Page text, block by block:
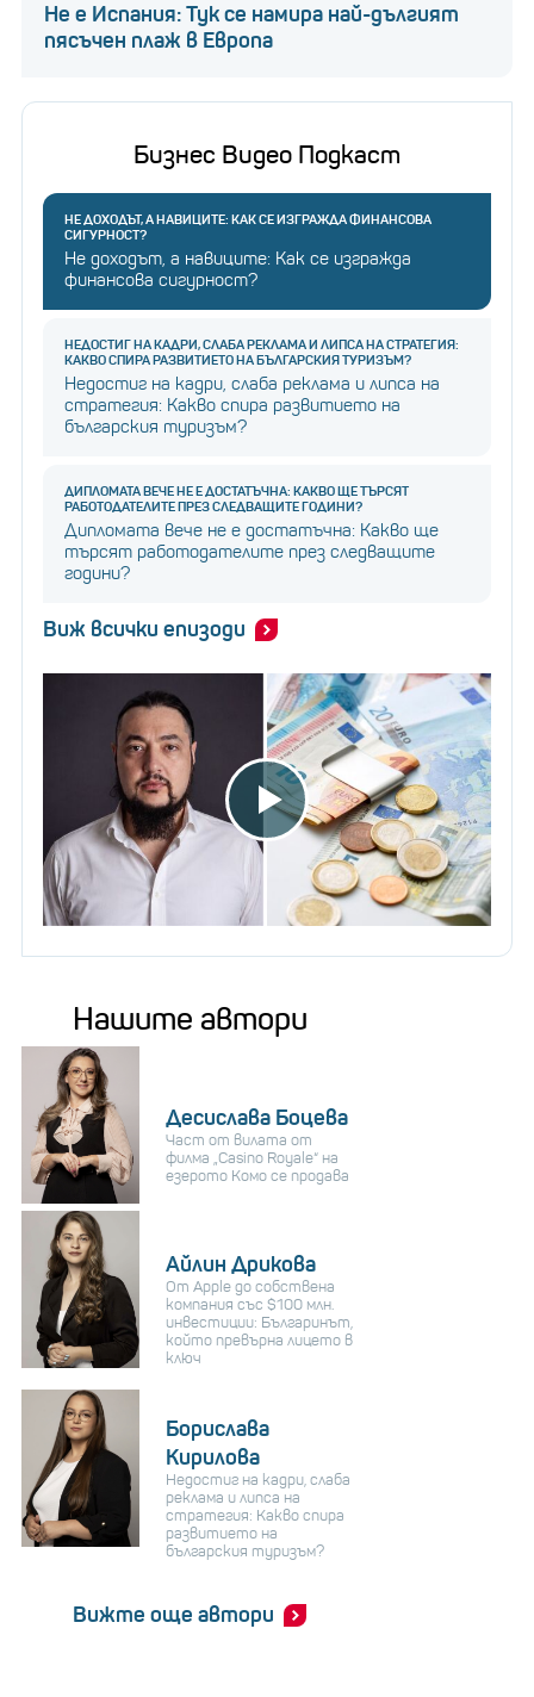
Не е Испания: Тук се намира най-дългият
пясъчен плаж в Европа
Бизнес Видео Подкаст
НЕ ДОХОДЪТ, А НАВИЦИТЕ: КАК СЕ ИЗГРАЖДА ФИНАНСОВА
СИГУРНОСТ?
Не доходът, а навиците: Как се изгражда
финансова сигурност?
НЕДОСТИГ НА КАДРИ, СЛАБА РЕКЛАМА И ЛИПСА НА СТРАТЕГИЯ:
КАКВО СПИРА РАЗВИТИЕТО НА БЪЛГАРСКИЯ ТУРИЗЪМ?
Недостиг на кадри, слаба реклама и липса на
стратегия: Какво спира развитието на
българския туризъм?
ДИПЛОМАТА ВЕЧЕ НЕ Е ДОСТАТЪЧНА: КАКВО ЩЕ ТЪРСЯТ
РАБОТОДАТЕЛИТЕ ПРЕЗ СЛЕДВАЩИТЕ ГОДИНИ?
Дипломата вече не е достатъчна: Какво ще
търсят работодателите през следващите
години?
Виж всички епизоди
Нашите автори
Десислава Боцева
Част от вилата от
филма „Casino Royale“ на
езерото Комо се продава
Айлин Дрикова
От Apple до собствена
компания със $100 млн.
инвестиции: Българинът,
който превърна лицето в
ключ
Борислава
Кирилова
Недостиг на кадри, слаба
реклама и липса на
стратегия: Какво спира
развитието на
българския туризъм?
Вижте още автори